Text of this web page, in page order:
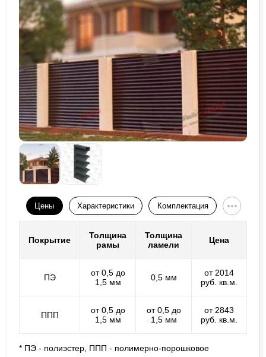
Цены Характеристики Комплектация
Покрытие
Толщина
рамы
Толщина
ламели
Цена
ПЭ
от 0,5 до
1,5 мм
0,5 мм
от 2014
руб. кв.м.
ППП
от 0,5 до
1,5 мм
от 0,5 до
1,5 мм
от 2843
руб. кв.м.
* ПЭ - полиэстер, ППП - полимерно-порошковое